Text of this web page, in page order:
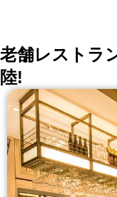
老舗レストラ
陸!